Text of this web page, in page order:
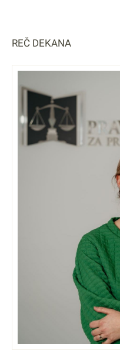
REČ DEKANA